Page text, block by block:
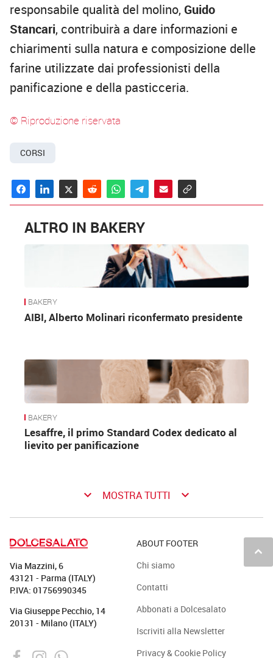
responsabile qualità del molino, Guido
Stancari, contribuirà a dare informazioni e
chiarimenti sulla natura e composizione delle
farine utilizzate dai professionisti della
panificazione e della pasticceria.
© Riproduzione riservata
CORSI
ALTRO IN BAKERY
BAKERY
AIBI, Alberto Molinari riconfermato presidente
BAKERY
Lesaffre, il primo Standard Codex dedicato al
lievito per panificazione
keyboard_arrow_down MOSTRA TUTTI keyboard_arrow_down
keyboard_arrow_up
Via Mazzini, 6
43121 - Parma (ITALY)
P.IVA: 01756990345
Via Giuseppe Pecchio, 14
20131 - Milano (ITALY)
ABOUT FOOTER
Chi siamo
Contatti
Abbonati a Dolcesalato
Iscriviti alla Newsletter
Privacy & Cookie Policy